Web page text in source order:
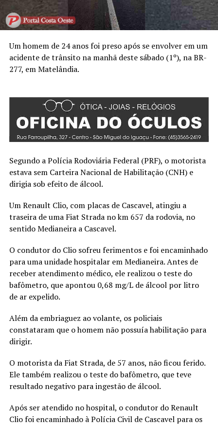
Um homem de 24 anos foi preso após se envolver em um
acidente de trânsito na manhã deste sábado (1º), na BR-
277, em Matelândia.
Segundo a Polícia Rodoviária Federal (PRF), o motorista
estava sem Carteira Nacional de Habilitação (CNH) e
dirigia sob efeito de álcool.
Um Renault Clio, com placas de Cascavel, atingiu a
traseira de uma Fiat Strada no km 657 da rodovia, no
sentido Medianeira a Cascavel.
O condutor do Clio sofreu ferimentos e foi encaminhado
para uma unidade hospitalar em Medianeira. Antes de
receber atendimento médico, ele realizou o teste do
bafômetro, que apontou 0,68 mg/L de álcool por litro
de ar expelido.
Além da embriaguez ao volante, os policiais
constataram que o homem não possuía habilitação para
dirigir.
O motorista da Fiat Strada, de 57 anos, não ficou ferido.
Ele também realizou o teste do bafômetro, que teve
resultado negativo para ingestão de álcool.
Após ser atendido no hospital, o condutor do Renault
Clio foi encaminhado à Polícia Civil de Cascavel para os